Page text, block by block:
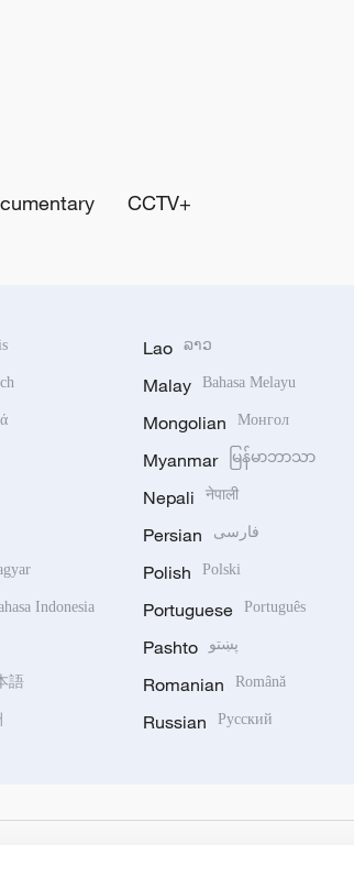
CCTV+
Indonesia
語
Lao ລາວ
Malay Bahasa Melayu
Mongolian Монгол
Myanmar မြန်မာဘာသာ
Nepali नेपाली
Persian فارسی
Polish Polski
Portuguese Português
Pashto پښتو
Romanian Română
Russian Русский